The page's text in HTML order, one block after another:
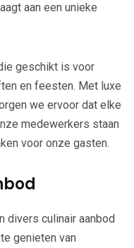
aan een unieke
geschikt is voor
en feesten. Met luxe
we ervoor dat elke
medewerkers staan
voor onze gasten.
divers culinair aanbod
genieten van